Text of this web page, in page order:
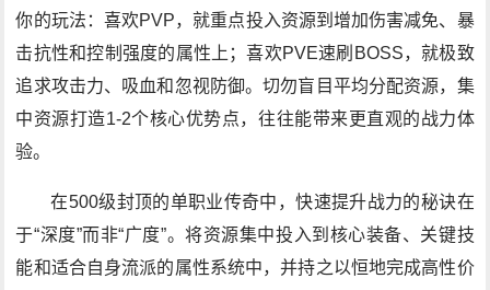
你的玩法：喜欢PVP，就重点投入资源到增加伤害减免、暴
击抗性和控制强度的属性上；喜欢PVE速刷BOSS，就极致
追求攻击力、吸血和忽视防御。切勿盲目平均分配资源，集
中资源打造1-2个核心优势点，往往能带来更直观的战力体
验。
在500级封顶的单职业传奇中，快速提升战力的秘诀在
于“深度”而非“广度”。将资源集中投入到核心装备、关键技
能和适合自身流派的属性系统中，并持之以恒地完成高性价